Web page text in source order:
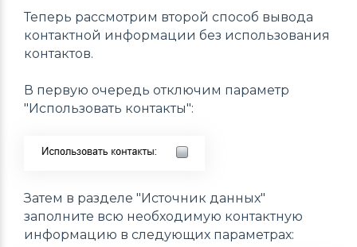
Теперь рассмотрим второй способ вывода
контактной информации без использования
контактов.
В первую очередь отключим параметр
"Использовать контакты":
Затем в разделе "Источник данных"
заполните всю необходимую контактную
информацию в следующих параметрах: